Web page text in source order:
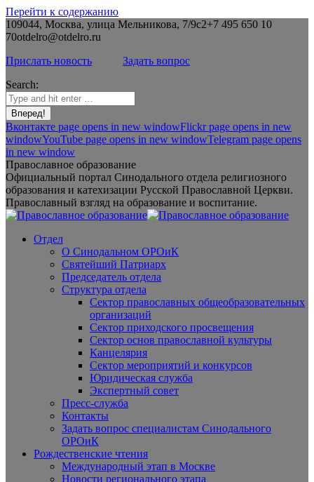
Перейти к содержанию
109044, Москва, улица Мельникова, 7/9с2+7 495 650 10
70otdelro@otdelro.ru
Прислать новость
Задать вопрос
Search:
Вконтакте page opens in new windowFlickr page opens in new
windowYouTube page opens in new windowTelegram page opens
in new window
Православное образование
Официальный портал Синодального отдела религиозного
образования и катехизации Русской Православной Церкви.
Православный взгляд на образование и воспитание.
Отдел
О Синодальном ОРОиК
Святейший Патриарх
Председатель отдела
Структура отдела
Сектор православных общеобразовательных
организаций
Сектор приходского просвещения
Сектор основ православной культуры
Канцелярия
Сектор мероприятий и конкурсов
Юридическая служба
Экспертный совет
Пресс-служба
Контакты
Задать вопрос специалистам Синодального
ОРОиК
Рождественские чтения
Международный этап в Москве
Новости регионального этапа